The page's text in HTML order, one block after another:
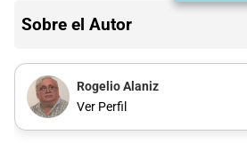
Sobre el Autor
Rogelio Alaniz
Ver Perfil